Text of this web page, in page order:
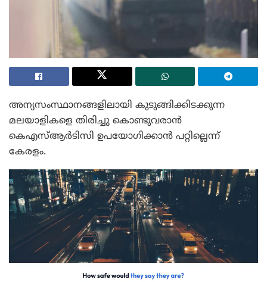
അന്യസംസ്ഥാനങ്ങളിലായി കുടുങ്ങിക്കിടക്കുന്ന
മലയാളികളെ തിരിച്ചു കൊണ്ടുവരാൻ
കെഎസ്ആർടിസി ഉപയോഗിക്കാൻ പറ്റില്ലെന്ന്
കേരളം.